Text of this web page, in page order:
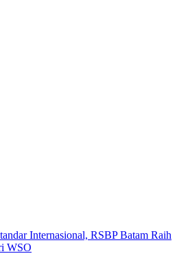
Internasional, RSBP Batam Raih
WSO